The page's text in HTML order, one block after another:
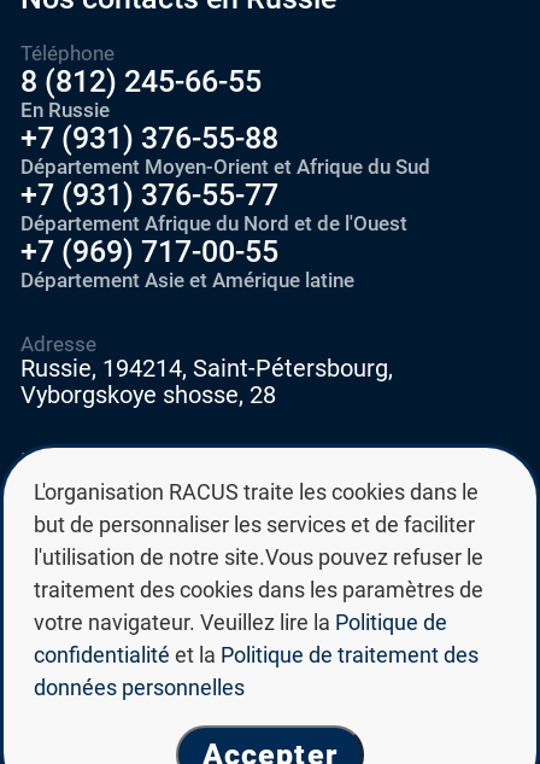
Téléphone
8 (812) 245-66-55
En Russie
+7 (931) 376-55-88
Département Moyen-Orient et Afrique du Sud
+7 (931) 376-55-77
Département Afrique du Nord et de l'Ouest
+7 (969) 717-00-55
Département Asie et Amérique latine
E-mail
education@edurussia.org
edurussia@racus.ru
Adresse
Russie, 194214, Saint-Pétersbourg,
Vyborgskoye shosse, 28
© Groupe des universités d'État russes RACUS 2026
Politique de confidentialité
L'organisation RACUS traite les cookies dans le
but de personnaliser les services et de faciliter
l'utilisation de notre site.Vous pouvez refuser le
traitement des cookies dans les paramètres de
votre navigateur. Veuillez lire la Politique de
confidentialité et la Politique de traitement des
données personnelles
Accepter